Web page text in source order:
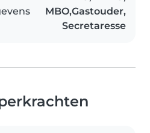
MBO,Gastouder,
Secretaresse